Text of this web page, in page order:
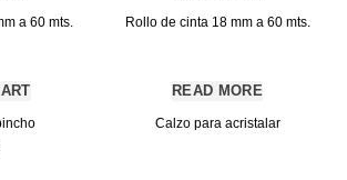
a 60 mts. Rollo de cinta 18 mm a 60 mts.
READ MORE
Calzo para acristalar